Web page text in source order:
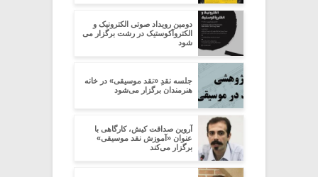
دومین رویداد صوتی الکترونیک و
الکتروآکوستیک در رشت برگزار می
شود
جلسه نقدِ «نقد موسیقی» در خانه
هنرمندان برگزار می‌شود
آروین صداقت کیش، کارگاهی با
عنوان «آموزش نقد موسیقی»
برگزار می‌کند